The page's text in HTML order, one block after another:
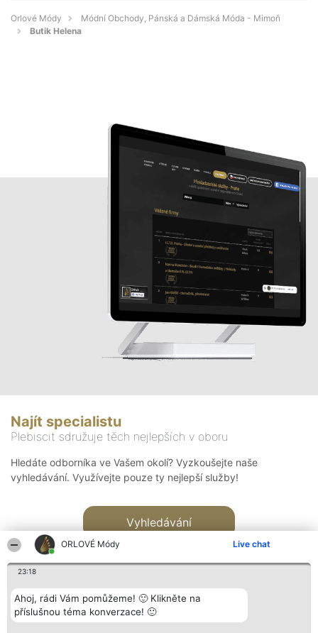
ORLOVÉ Módy Live chat
23:18
Ahoj, rádi Vám pomůžeme! 🙂 Klikněte na
příslušnou téma konverzace! 🙂
Orlové Módy
Módní Obchody, Pánská a Dámská Móda - Mimoň
Butik Helena
Najít specialistu
Plebiscit sdružuje těch nejlepších v oboru
Hledáte odborníka ve Vašem okolí? Vyzkoušejte naše
vyhledávání. Využívejte pouze ty nejlepší služby!
Vyhledávání